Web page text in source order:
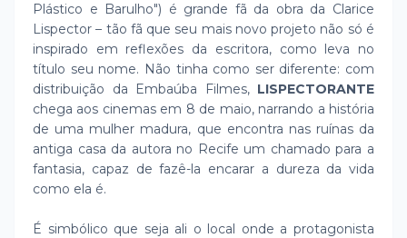
Plástico e Barulho") é grande fã da obra da Clarice
Lispector – tão fã que seu mais novo projeto não só é
inspirado em reflexões da escritora, como leva no
título seu nome. Não tinha como ser diferente: com
distribuição da Embaúba Filmes, LISPECTORANTE
chega aos cinemas em 8 de maio, narrando a história
de uma mulher madura, que encontra nas ruínas da
antiga casa da autora no Recife um chamado para a
fantasia, capaz de fazê-la encarar a dureza da vida
como ela é.
É simbólico que seja ali o local onde a protagonista